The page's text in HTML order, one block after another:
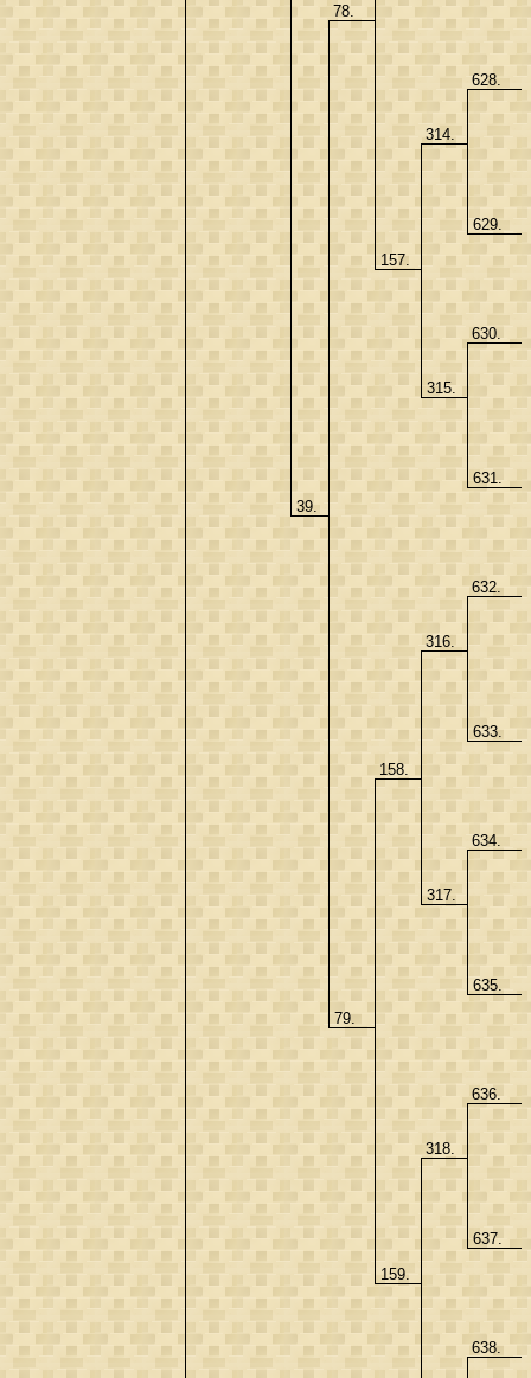
39.
78.
157.
314.
628.
629.
315.
630.
631.
79.
158.
316.
632.
633.
317.
634.
635.
159.
318.
636.
637.
638.